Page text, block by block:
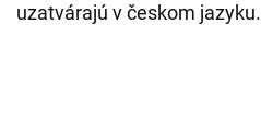
uzatvárajú v českom jazyku.